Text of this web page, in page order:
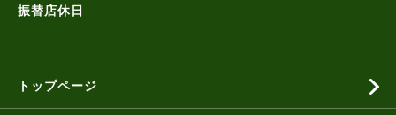
振替店休日
トップページ